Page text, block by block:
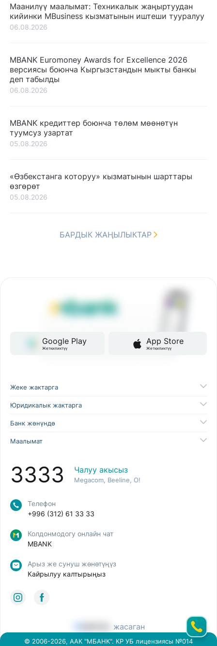
Маанилүү маалымат: Техникалык жаңыртуудан
кийинки MBusiness кызматынын иштеши тууралуу
06.08.2026
MBANK Euromoney Awards for Excellence 2026
версиясы боюнча Кыргызстандын мыкты банкы
деп табылды
06.08.2026
MBANK кредиттер боюнча төлөм мөөнөтүн
туумсуз узартат
05.08.2026
«Өзбекстанга которуу» кызматынын шарттары
өзгөрөт
05.08.2026
БАРДЫК ЖАҢЫЛЫКТАР
Google Play
Жеткиликтүү
App Store
Жеткиликтүү
Жеке жактарга
Юридикалык жактарга
Банк жөнүндө
Маалымат
3333 Чалуу акысыз
Megacom, Beeline, O!
Телефон
+996 (312) 61 33 33
Колдонмодогу онлайн чат
MBANK
Арыз же сунуш жөнөтүңүз
Кайрылуу калтырыңыз
© 2006-2026, ААК "МБАНК". КР УБ лицензиясы №014
жасаган